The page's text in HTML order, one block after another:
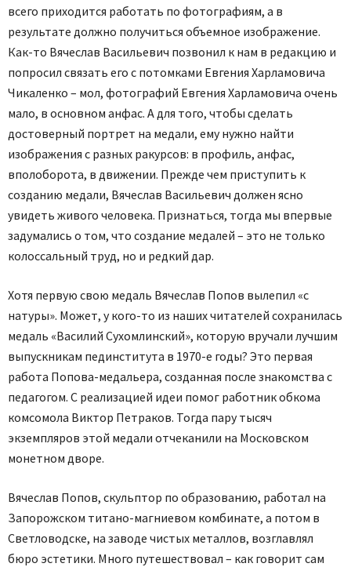
всего приходится работать по фотографиям, а в
результате должно получиться объемное изображение.
Как-то Вячеслав Васильевич позвонил к нам в редакцию и
попросил связать его с потомками Евгения Харламовича
Чикаленко – мол, фотографий Евгения Харламовича очень
мало, в основном анфас. А для того, чтобы сделать
достоверный портрет на медали, ему нужно найти
изображения с разных ракурсов: в профиль, анфас,
вполоборота, в движении. Прежде чем приступить к
созданию медали, Вячеслав Васильевич должен ясно
увидеть живого человека. Признаться, тогда мы впервые
задумались о том, что создание медалей – это не только
колоссальный труд, но и редкий дар.
Хотя первую свою медаль Вячеслав Попов вылепил «с
натуры». Может, у кого-то из наших читателей сохранилась
медаль «Василий Сухомлинский», которую вручали лучшим
выпускникам пединститута в 1970-е годы? Это первая
работа Попова-медальера, созданная после знакомства с
педагогом. С реализацией идеи помог работник обкома
комсомола Виктор Петраков. Тогда пару тысяч
экземпляров этой медали отчеканили на Московском
монетном дворе.
Вячеслав Попов, скульптор по образованию, работал на
Запорожском титано-магниевом комбинате, а потом в
Светловодске, на заводе чистых металлов, возглавлял
бюро эстетики. Много путешествовал – как говорит сам